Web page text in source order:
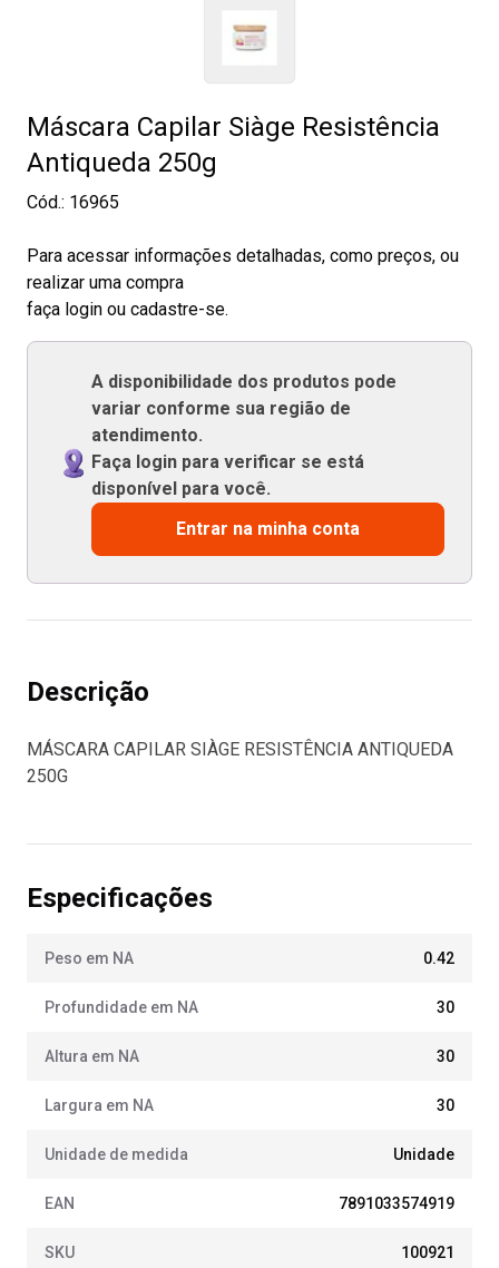
Máscara Capilar Siàge Resistência
Antiqueda 250g
Cód.: 16965
Para acessar informações detalhadas, como preços, ou
realizar uma compra
faça login ou cadastre-se.
A disponibilidade dos produtos pode
variar conforme sua região de
atendimento.
Faça login para verificar se está
disponível para você.
Entrar na minha conta
Descrição
MÁSCARA CAPILAR SIÀGE RESISTÊNCIA ANTIQUEDA
250G
Especificações
Peso em NA 0.42
Profundidade em NA 30
Altura em NA 30
Largura em NA 30
Unidade de medida Unidade
EAN 7891033574919
SKU 100921